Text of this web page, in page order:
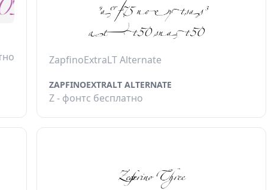
ZapfinoExtraLT Alternate
ZAPFINOEXTRALT ALTERNATE
Z - фонтс бесплатно